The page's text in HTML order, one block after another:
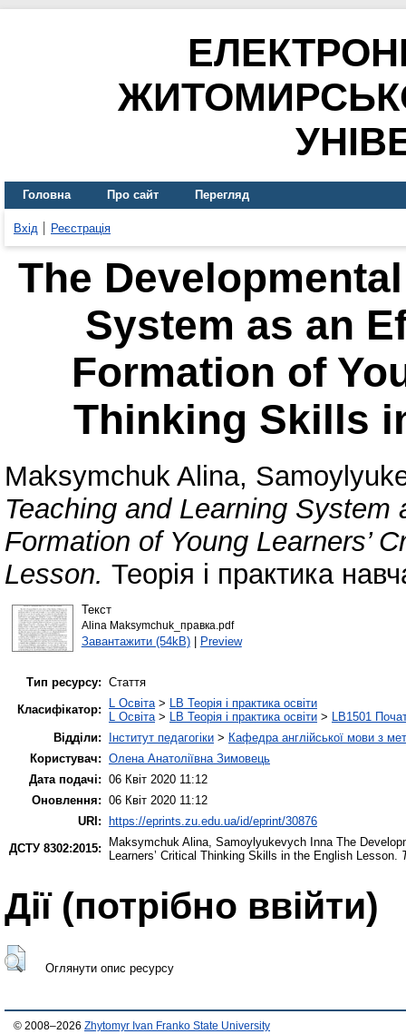
Головна Про сайт Перегляд
Вхід Реєстрація
The
System as an
Formation of
Thinking Skills
Maksymchuk Alina,
Teaching and Learning
Formation of Young Learners’
Lesson. Теорія і практика
Текст
Alina Maksymchuk_правка.pdf
Завантажити (54kB)| Preview
Тип ресурсу: Стаття
Класифікатор:
L Освіта> LB Теорія і практика освіти
L Освіта> LB Теорія і практика освіти > LB1501
Відділи:
Інститут педагогіки > Кафедра англійської мови з
Користувач: Олена Анатоліївна Зимовець
Дата подачі: 06 Квіт 2020 11:12
Оновлення: 06 Квіт 2020 11:12
URI:
https://eprints.zu.edu.ua/id/eprint/30876
ДСТУ 8302:2015:
Maksymchuk Alina, Samoylyukevych InnaThe
Learners’ Critical Thinking Skills in the English Lesson.
Дії ​​(потрібно ввійти)
Оглянути опис ресурсу
© 2008–2026 Zhytomyr Ivan Franko State University